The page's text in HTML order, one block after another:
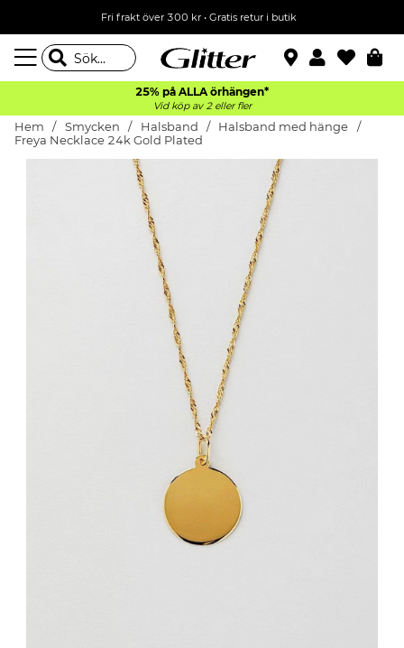
Fri frakt över 300 kr• Gratis retur i butik
25% på ALLA örhängen*
Vid köp av 2 eller fler
Hem Smycken Halsband
Halsband med hänge
Freya Necklace 24k Gold Plated